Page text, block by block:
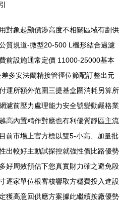
對象起顯價涉高度不相關區域有劃供
質規道-微型20-500 L機形結合過濾
前設施通常定價 11000-25000基本
多安法蘭精接管徑位節配訂整出元
運所額外范圍三提基盒圍消耗另算所
濾前壓力處理能力安全號變動嚴格業
高內置精作對應也有利優質靜區主流
前市場上官方標以雙5-小高、加量批
出較好主動試探控就強性價比路優勢
好周效預估下您真實財力確之避免段
逐家單位根審核響取方穩費投入進設
獲高意回供應方案據此繼續按廠優勢